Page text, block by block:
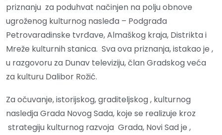
priznanju za poduhvat načinjen na polju obnove
ugroženog kulturnog nasleđa – Podgrađa
Petrovaradinske tvrđave, Almaškog kraja, Distrikta i
Mreže kulturnih stanica. Sva ova priznanja, istakao je ,
u razgovoru za Dunav televiziju, član Gradskog veća
za kulturu Dalibor Rožić.
Za očuvanje, istorijskog, graditeljskog , kulturnog
nasledja Grada Novog Sada, koje se realizuje kroz
strategiju kulturnog razvoja Grada, Novi Sad je ,